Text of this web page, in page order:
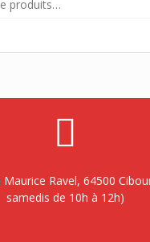
Maurice Ravel, 64500
samedis de 10h à 12h)